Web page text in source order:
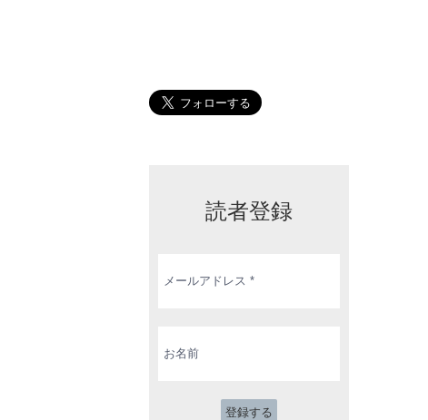
読者登録
ー